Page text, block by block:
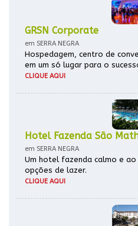
GRSN Corporate
em SERRA NEGRA
Hospedagem, centro de
em um só lugar para o
CLIQUE AQUI
Hotel Fazenda São
em SERRA NEGRA
Um hotel fazenda calmo e
opções de lazer.
CLIQUE AQUI